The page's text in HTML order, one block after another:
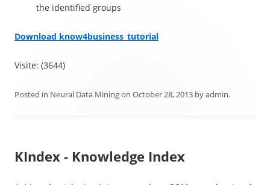
the identified groups
Download know4business_tutorial
Visite: (3644)
Posted in Neural Data Miningon October 28, 2013 byadmin.
KIndex - Knowledge Index